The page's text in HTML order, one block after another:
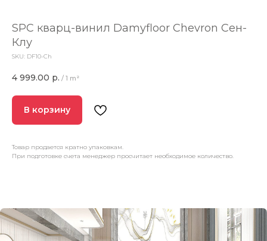
SPC кварц-винил Damyfloor Chevron Сен-
Клу
SKU: DF10-Ch
4 999.00 р. / 1 m²
В корзину
Товар продается кратно упаковкам.
При подготовке счета менеджер просчитает необходимое количество.